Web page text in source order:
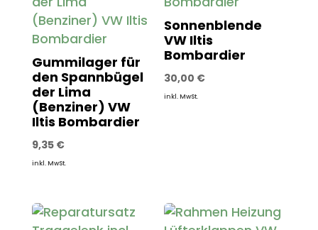
Gummilager für
den Spannbügel
der Lima
(Benziner) VW
Iltis Bombardier
9,35 €
inkl. MwSt.
Sonnenblende
VW Iltis
Bombardier
30,00 €
inkl. MwSt.